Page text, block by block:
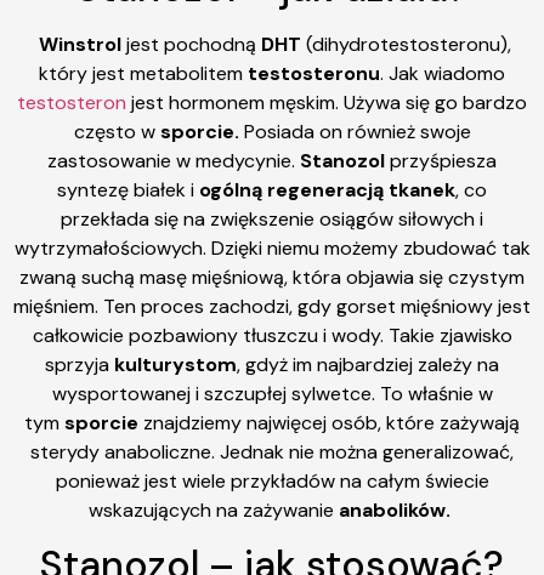
Winstroljest pochodną DHT (dihydrotestosteronu),
który jest metabolitem testosteronu. Jak wiadomo
testosteron jest hormonem męskim. Używa się go bardzo
często wsporcie. Posiada on również swoje
zastosowanie w medycynie. Stanozolprzyśpiesza
syntezę białek i ogólną regeneracją tkanek, co
przekłada się na zwiększenie osiągów siłowych i
wytrzymałościowych. Dzięki niemu możemy zbudować tak
zwaną suchą masę mięśniową, która objawia się czystym
mięśniem. Ten proces zachodzi, gdy gorset mięśniowy jest
całkowicie pozbawiony tłuszczu i wody. Takie zjawisko
sprzyja kulturystom, gdyż im najbardziej zależy na
wysportowanej i szczupłej sylwetce. To właśnie w
tym sporcie znajdziemy najwięcej osób, które zażywają
sterydy anaboliczne. Jednak nie można generalizować,
ponieważ jest wiele przykładów na całym świecie
wskazujących na zażywanie anabolików.